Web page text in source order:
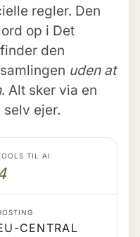
regler. Den
op i Det
den
uden at
. Alt sker via en
selv ejer.
TIL AI
CENTRAL